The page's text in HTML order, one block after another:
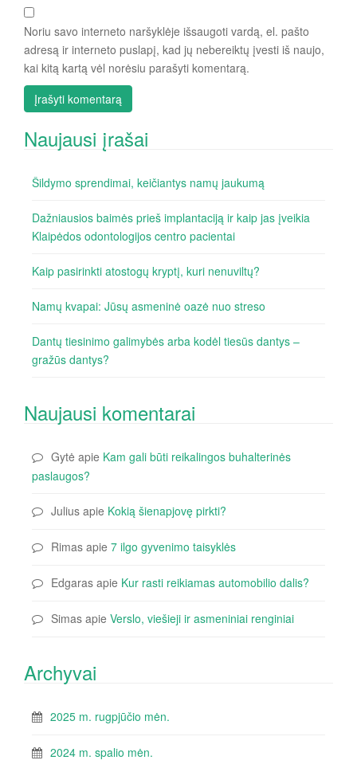
Noriu savo interneto naršyklėje išsaugoti vardą, el. pašto
adresą ir interneto puslapį, kad jų nebereiktų įvesti iš naujo,
kai kitą kartą vėl norėsiu parašyti komentarą.
Naujausi įrašai
Šildymo sprendimai, keičiantys namų jaukumą
Dažniausios baimės prieš implantaciją ir kaip jas įveikia
Klaipėdos odontologijos centro pacientai
Kaip pasirinkti atostogų kryptį, kuri nenuviltų?
Namų kvapai: Jūsų asmeninė oazė nuo streso
Dantų tiesinimo galimybės arba kodėl tiesūs dantys –
gražūs dantys?
Naujausi komentarai
Gytė apie Kam gali būti reikalingos buhalterinės
paslaugos?
Julius apie Kokią šienapjovę pirkti?
Rimas apie 7 ilgo gyvenimo taisyklės
Edgaras apie Kur rasti reikiamas automobilio dalis?
Simas apie Verslo, viešieji ir asmeniniai renginiai
Archyvai
2025 m. rugpjūčio mėn.
2024 m. spalio mėn.